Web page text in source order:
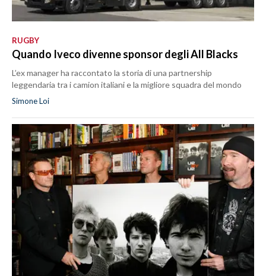
RUGBY
Quando Iveco divenne sponsor degli All Blacks
L’ex manager ha raccontato la storia di una partnership
leggendaria tra i camion italiani e la migliore squadra del mondo
Simone Loi